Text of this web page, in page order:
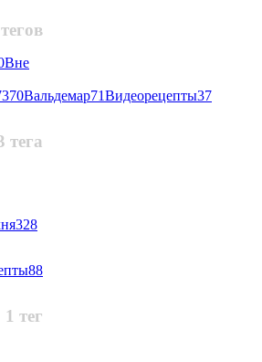
Вне
Вальдемар71Видеорецепты37
тега
328
88
1 тег